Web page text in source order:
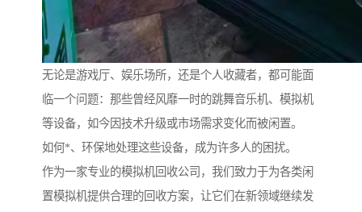
无论是游戏厅、娱乐场所，还是个人收藏者，都可能面
临一个问题：那些曾经风靡一时的跳舞音乐机、模拟机
等设备，如今因技术升级或市场需求变化而被闲置。
如何*、环保地处理这些设备，成为许多人的困扰。
作为一家专业的模拟机回收公司，我们致力于为各类闲
置模拟机提供合理的回收方案，让它们在新领域继续发